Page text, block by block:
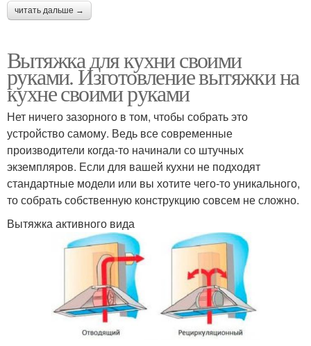
читать дальше →
Вытяжка для кухни своими
руками. Изготовление вытяжки на
кухне своими руками
Нет ничего зазорного в том, чтобы собрать это
устройство самому. Ведь все современные
производители когда-то начинали со штучных
экземпляров. Если для вашей кухни не подходят
стандартные модели или вы хотите чего-то уникального,
то собрать собственную конструкцию совсем не сложно.
Вытяжка активного вида